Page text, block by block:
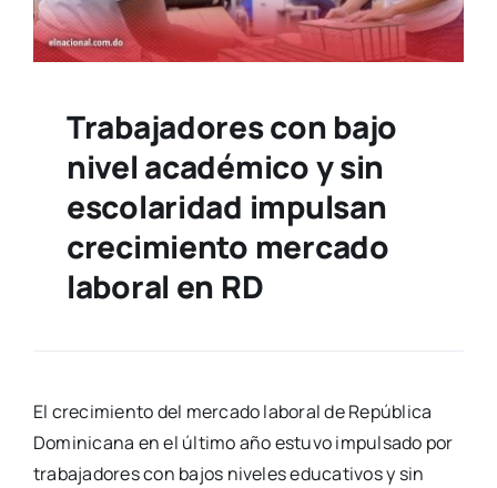
Trabajadores con bajo
nivel académico y sin
escolaridad impulsan
crecimiento mercado
laboral en RD
El crecimiento del mercado laboral de República
Dominicana en el último año estuvo impulsado por
trabajadores con bajos niveles educativos y sin